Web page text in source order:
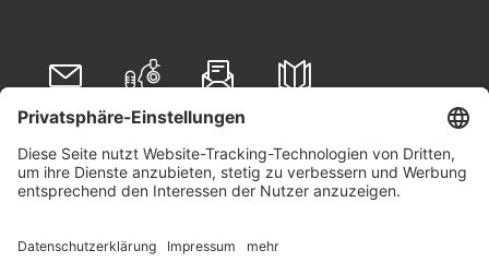
Folgen Sie uns auf
Linkedin